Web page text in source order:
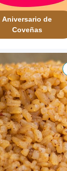
Aniversario de
Coveñas